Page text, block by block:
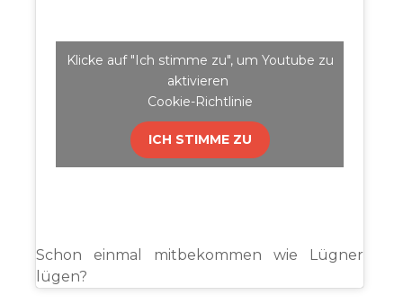
Schon einmal mitbekommen wie Lügner
lügen?
Klicke auf "Ich stimme zu", um Youtube zu
aktivieren
Cookie-Richtlinie
ICH STIMME ZU